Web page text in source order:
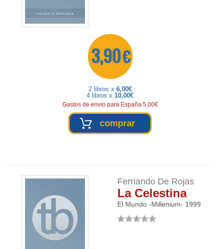
3,90 €
2 libros x 6,00€
4 libros x 10,00€
Gastos de envio para España 5,00€
comprar
Fernando De Rojas
La Celestina
El Mundo -Millenium- 1999